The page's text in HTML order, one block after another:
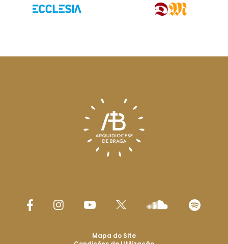
Mapa do Site